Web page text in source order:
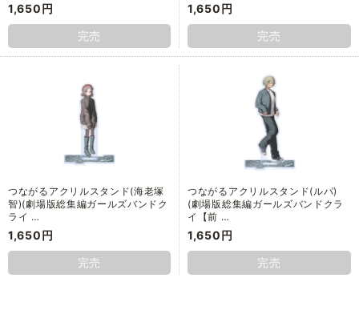
1,650円
完売
1,650円
完売
つながるアクリルスタンド(海老塚
智)(劇場版総集編ガールズバンドク
ライ …
1,650円
完売
つながるアクリルスタンド(ルパ)
(劇場版総集編ガールズバンドクラ
イ【前 …
1,650円
完売